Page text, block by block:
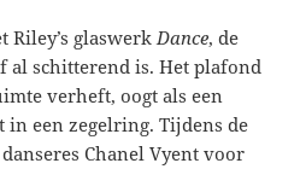
Riley’s glaswerkDance, de
al schitterend is. Het plafond
verheft, oogt als een
in een zegelring. Tijdens de
Chanel Vyent voor